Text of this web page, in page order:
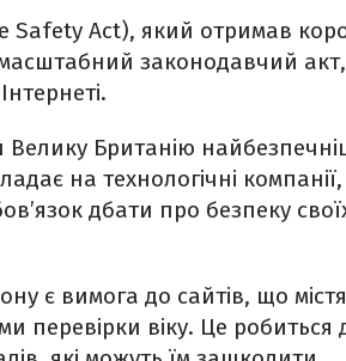
Safety Act), який отримав
масштабний законодавчий
Британію
на технологічні компанії,
дбати про безпеку
є вимога до сайтів, що
перевірки віку. Це робиться